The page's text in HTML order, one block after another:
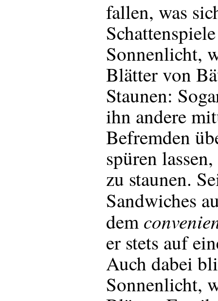
fallen, was
Sonnenlicht,
Blätter von
Staunen:
ihn andere
Befremden
spüren
zu staunen.
Sandwiches
dem
er stets auf
Auch dabei
Sonnenlicht,